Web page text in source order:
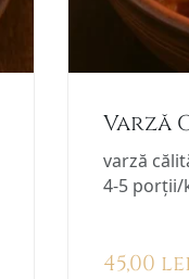
Varză
varză
4-5 porții/
45,00 lei